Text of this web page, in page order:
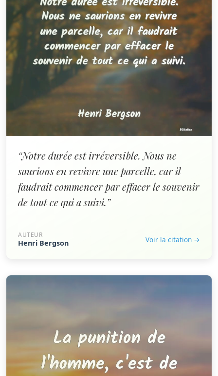
“Notre durée est irréversible. Nous ne
saurions en revivre une parcelle, car il
faudrait commencer par effacer le souvenir
de tout ce qui a suivi.”
AUTEUR
Henri Bergson Voir la citation →